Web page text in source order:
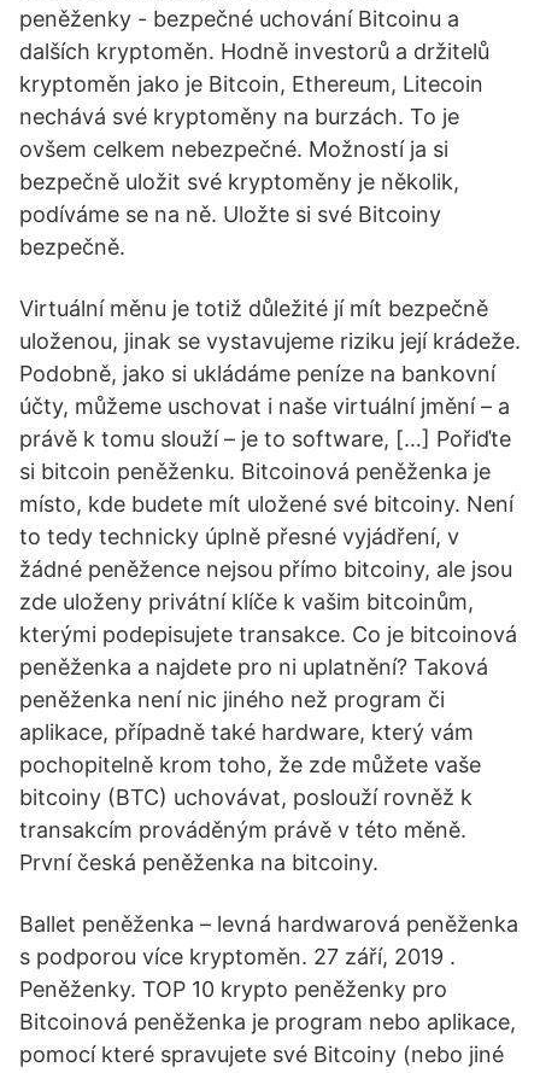
peněženky - bezpečné uchování Bitcoinu a
dalších kryptoměn. Hodně investorů a držitelů
kryptoměn jako je Bitcoin, Ethereum, Litecoin
nechává své kryptoměny na burzách. To je
ovšem celkem nebezpečné. Možností ja si
bezpečně uložit své kryptoměny je několik,
podíváme se na ně. Uložte si své Bitcoiny
bezpečně.
Virtuální měnu je totiž důležité jí mít bezpečně
uloženou, jinak se vystavujeme riziku její krádeže.
Podobně, jako si ukládáme peníze na bankovní
účty, můžeme uschovat i naše virtuální jmění – a
právě k tomu slouží – je to software, […] Pořiďte
si bitcoin peněženku. Bitcoinová peněženka je
místo, kde budete mít uložené své bitcoiny. Není
to tedy technicky úplně přesné vyjádření, v
žádné peněžence nejsou přímo bitcoiny, ale jsou
zde uloženy privátní klíče k vašim bitcoinům,
kterými podepisujete transakce. Co je bitcoinová
peněženka a najdete pro ni uplatnění? Taková
peněženka není nic jiného než program či
aplikace, případně také hardware, který vám
pochopitelně krom toho, že zde můžete vaše
bitcoiny (BTC) uchovávat, poslouží rovněž k
transakcím prováděným právě v této měně.
První česká peněženka na bitcoiny.
Ballet peněženka – levná hardwarová peněženka
s podporou více kryptoměn. 27 září, 2019 .
Peněženky. TOP 10 krypto peněženky pro
Bitcoinová peněženka je program nebo aplikace,
pomocí které spravujete své Bitcoiny (nebo jiné